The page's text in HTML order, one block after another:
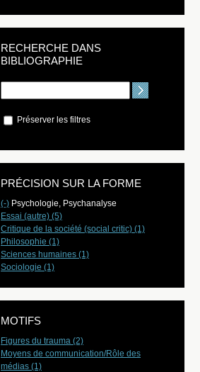
RECHERCHE DANS
BIBLIOGRAPHIE
Préserver les filtres
PRÉCISION SUR LA FORME
(-) Psychologie, Psychanalyse
Essai (autre) (5)
Critique de la société (social critic) (1)
Philosophie (1)
Sciences humaines (1)
Sociologie (1)
MOTIFS
Figures du trauma (2)
Moyens de communication/Rôle des
médias (1)